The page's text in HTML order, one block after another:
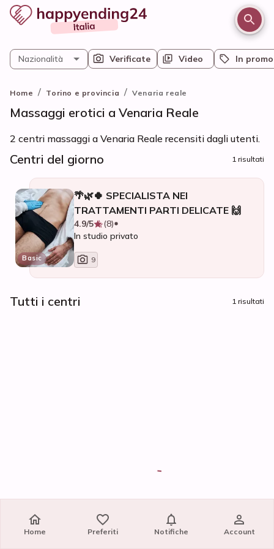
Verificate Video In promo
Nazionalità
Home / Torino e provincia / Venaria reale
Massaggi erotici a Venaria Reale
2 centri massaggi a Venaria Reale recensiti dagli utenti.
Centri del giorno 1 risultati
Basic
🌴🌿🍀 SPECIALISTA NEI
TRATTAMENTI PARTI DELICATE 🙌
4.9/5
(8)
In studio privato
9
Tutti i centri 1 risultati
Home Preferiti Notifiche Account